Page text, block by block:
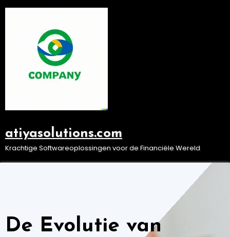
Ga
atiyasolutions.com
Krachtige Softwareoplossingen voor de Financiële Wereld
De Evolutie van